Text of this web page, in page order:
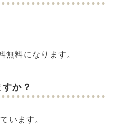
無料になります。
か？
います。